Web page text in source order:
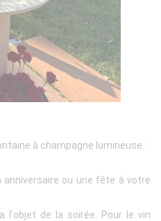
à champagne lumineuse :
anniversaire ou une fête à votre
l'objet de la soirée. Pour le vin